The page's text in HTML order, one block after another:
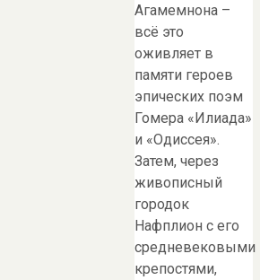
Агамемнона –
всё это
оживляет в
памяти героев
эпических поэм
Гомера «Илиада»
и «Одиссея».
Затем, через
живописный
городок
Нафплион с его
средневековыми
крепостями,